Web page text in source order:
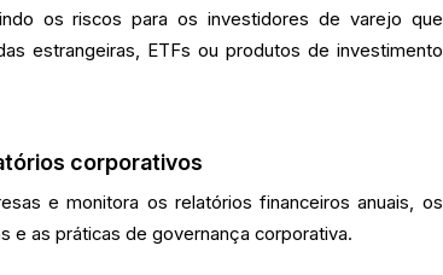
os riscos para os investidores de varejo que
estrangeiras, ETFs ou produtos de investimento
corporativos
e monitora os relatórios financeiros anuais, os
e as práticas de governança corporativa.